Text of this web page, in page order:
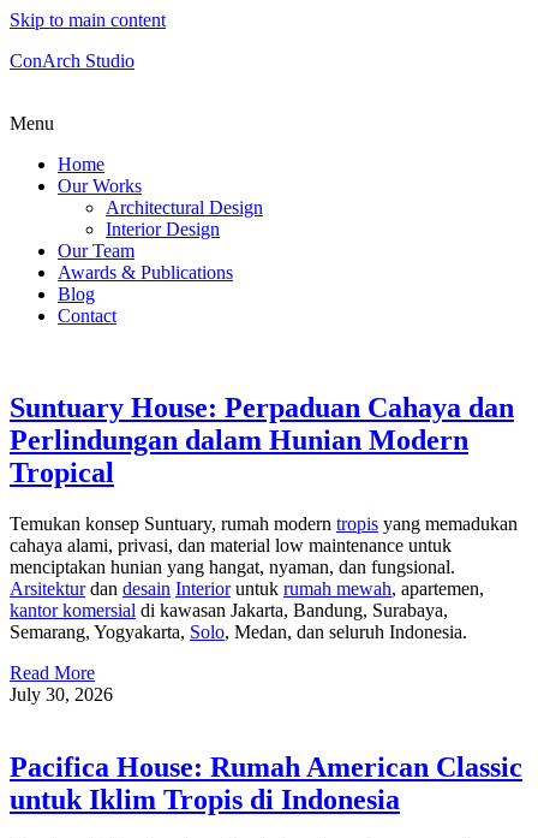
Skip to main content
ConArch Studio
Menu
Home
Our Works
Architectural Design
Interior Design
Our Team
Awards & Publications
Blog
Contact
Suntuary House: Perpaduan Cahaya dan
Perlindungan dalam Hunian Modern
Tropical
Temukan konsep Suntuary, rumah modern tropis yang memadukan
cahaya alami, privasi, dan material low maintenance untuk
menciptakan hunian yang hangat, nyaman, dan fungsional.
Arsitekturdan desain Interioruntuk rumah mewah, apartemen,
kantor komersial di kawasan Jakarta, Bandung, Surabaya,
Semarang, Yogyakarta, Solo, Medan, dan seluruh Indonesia.
Read More
July 30, 2026
Pacifica House: Rumah American Classic
untuk Iklim Tropis di Indonesia